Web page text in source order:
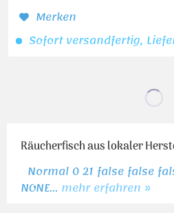
Merken
Sofort versandfertig,
Räucherfisch aus lokaler
Normal 0 21 false false
NONE... mehr erfahren »